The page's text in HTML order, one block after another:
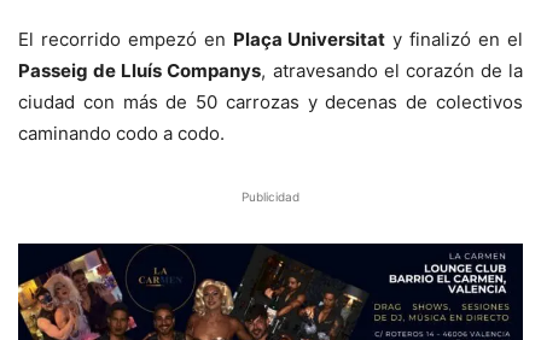
El recorrido empezó en Plaça Universitat y finalizó en el
Passeig de Lluís Companys, atravesando el corazón de la
ciudad con más de 50 carrozas y decenas de colectivos
caminando codo a codo.
Publicidad